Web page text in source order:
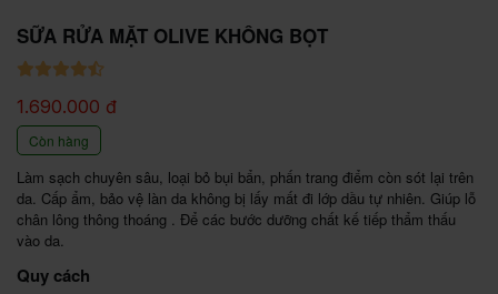
SỮA RỬA MẶT OLIVE KHÔNG BỌT
1.690.000 đ
Còn hàng
Làm sạch chuyên sâu, loại bỏ bụi bẩn, phấn trang điểm còn sót lại trên
da. Cấp ẩm, bảo vệ làn da không bị lấy mất đi lớp dầu tự nhiên. Giúp lỗ
chân lông thông thoáng . Để các bước dưỡng chất kế tiếp thẩm thấu
vào da.
Quy cách